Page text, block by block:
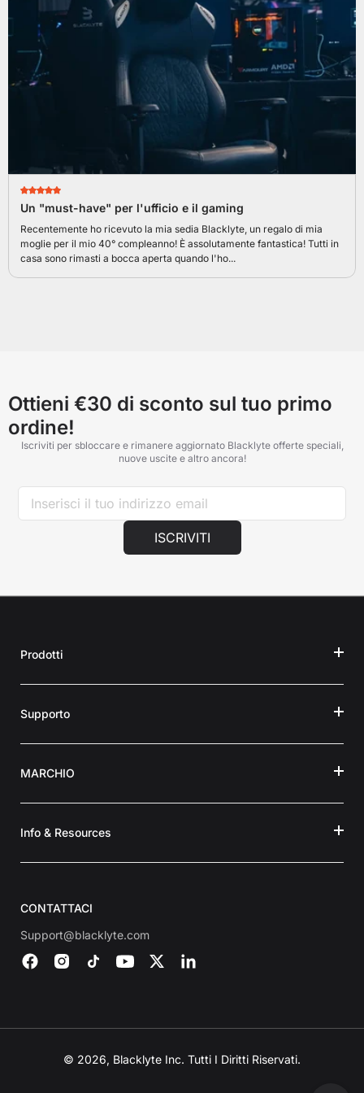
Un "must-have" per l'ufficio e il gaming
Recentemente ho ricevuto la mia sedia Blacklyte, un regalo di mia
moglie per il mio 40° compleanno! È assolutamente fantastica! Tutti in
casa sono rimasti a bocca aperta quando l'ho...
Ottieni €30 di sconto sul tuo primo
ordine!
Iscriviti per sbloccare e rimanere aggiornato Blacklyte offerte speciali,
nuove uscite e altro ancora!
ISCRIVITI
Prodotti
Supporto
MARCHIO
Info & Resources
CONTATTACI
Support@blacklyte.com
© 2026, Blacklyte Inc. Tutti I Diritti Riservati.